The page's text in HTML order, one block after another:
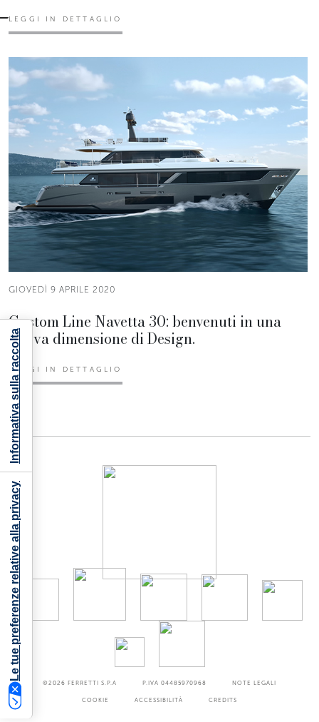
LEGGI IN DETTAGLIO
GIOVEDÌ 9 APRILE 2020
Custom Line Navetta 30: benvenuti in una
nuova dimensione di Design.
LEGGI IN DETTAGLIO
©2026 FERRETTI S.P.A P.IVA 04485970968 NOTE LEGALI
COOKIE ACCESSIBILITÀ CREDITS
Le tue preferenze relative alla privacy
Informativa sulla raccolta